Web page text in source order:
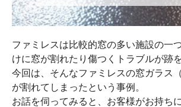
ファミレスは比較的窓の多い施設の一
けに窓が割れたり傷つくトラブルが跡
今回は、そんなファミレスの窓ガラス
が割れてしまったという事例。
お話を伺ってみると、お客様がお持ち